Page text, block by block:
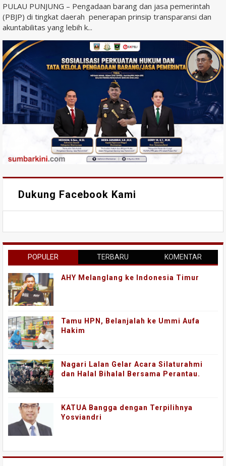
PULAU PUNJUNG – Pengadaan barang dan jasa pemerintah
(PBJP) di tingkat daerah penerapan prinsip transparansi dan
akuntabilitas yang lebih k...
Dukung Facebook Kami
POPULER TERBARU KOMENTAR
AHY Melanglang ke Indonesia Timur
Tamu HPN, Belanjalah ke Ummi Aufa
Hakim
Nagari Lalan Gelar Acara Silaturahmi
dan Halal Bihalal Bersama Perantau.
KATUA Bangga dengan Terpilihnya
Yosviandri